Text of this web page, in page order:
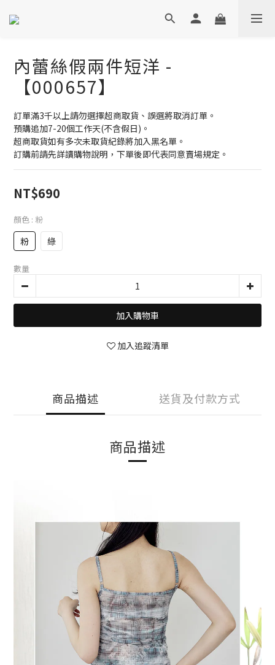
內蕾絲假兩件短洋 -
【000657】
訂單滿3千以上請勿選擇超商取貨、誤選將取消訂單。
預購追加7-20個工作天(不含假日)。
超商取貨如有多次未取貨紀錄將加入黑名單。
訂購前請先詳讀購物說明，下單後即代表同意賣場規定。
NT$690
顏色 : 粉
粉 綠
數量
加入購物車
加入追蹤清單
商品描述 送貨及付款方式
商品描述